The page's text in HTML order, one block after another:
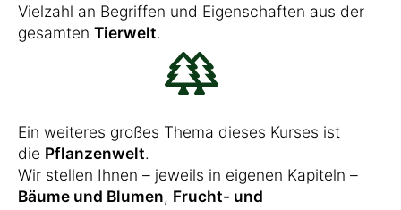
Vielzahl an Begriffen und Eigenschaften aus der
gesamten Tierwelt.
Ein weiteres großes Thema dieses Kurses ist
die Pflanzenwelt.
Wir stellen Ihnen – jeweils in eigenen Kapiteln –
Bäume und Blumen, Frucht- und